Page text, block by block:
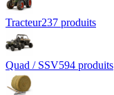
Tracteur237 produits
Quad / SSV594 produits